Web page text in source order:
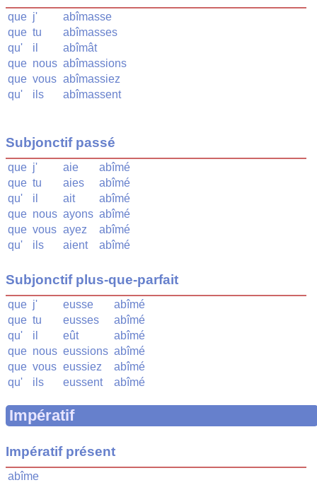
que j'
abîmasse
que tu
abîmasses
qu'
il
abîmât
que nous abîmassions
que vous abîmassiez
qu'
ils abîmassent
Subjonctif passé
que j' aie
abîmé
que tu aies
abîmé
qu'
il ait
abîmé
que nous ayons abîmé
que vous ayez
abîmé
qu'
ils aient abîmé
Subjonctif plus-que-parfait
que j' eusse
abîmé
que tu eusses
abîmé
qu'
il eût
abîmé
que nous eussions abîmé
que vous eussiez
abîmé
qu'
ils eussent abîmé
Impératif
Impératif présent
abîme